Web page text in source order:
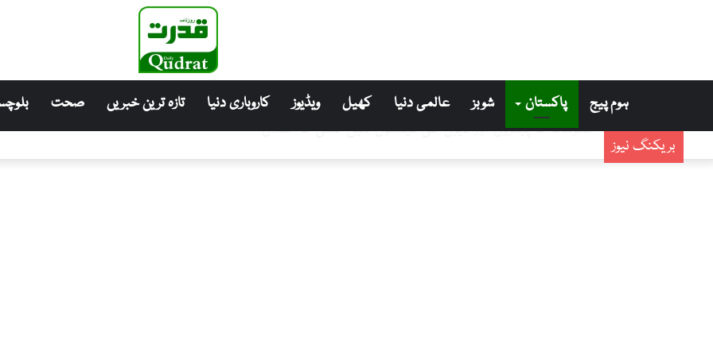
ہوم پیج پاکستان شوبز عالمی دنیا کھیل ویڈیوز کاروباری دنیا تازہ ترین خبریں صحت
بریکنگ نیوز